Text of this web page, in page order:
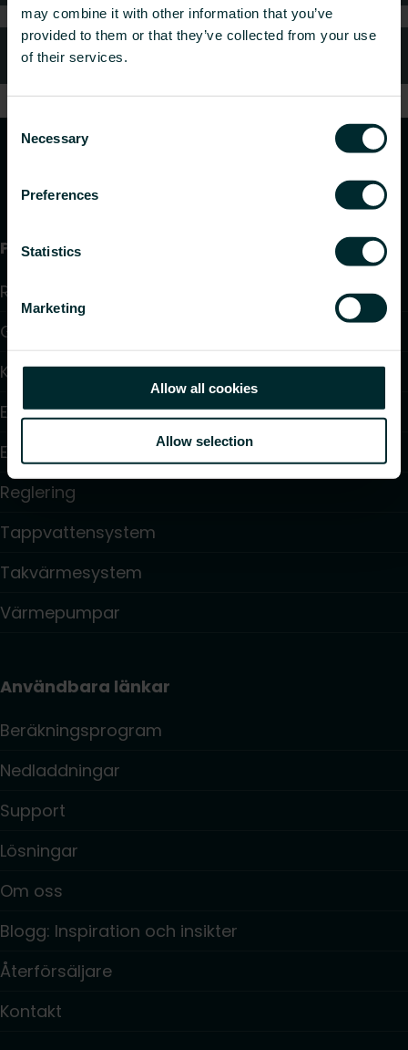
may combine it with other information that you’ve
provided to them or that they’ve collected from your use
of their services.
Consent
Selection
Necessary
Preferences
Statistics
Marketing
Allow all cookies
Allow selection
Vanliga frågor
Produkter
Radiatorer
Golvvärme och golvkylning
Konvektorer och fläktkonvektorer
Elektrisk uppvärmning
Elektronisk styrning
Reglering
Tappvattensystem
Takvärmesystem
Värmepumpar
Användbara länkar
Beräkningsprogram
Nedladdningar
Support
Lösningar
Om oss
Blogg: Inspiration och insikter
Återförsäljare
Kontakt